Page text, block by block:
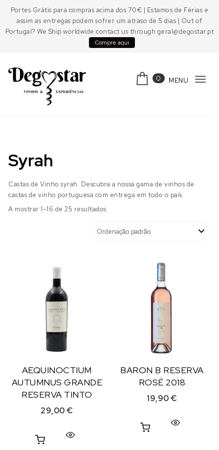
Portes Grátis para compras acima dos 70€ | Estamos de Férias e
assim as entregas podem sofrer um atraso de 5 dias | Out of
Portugal? We Ship worldwide contact us through geral@degostar.pt
Compre aqui
0 MENU
Syrah
Castas de Vinho syrah. Descubra a nossa gama de vinhos de
castas de vinho portuguesa com entrega em todo o país
A mostrar 1–16 de 25 resultados
AEQUINOCTIUM
AUTUMNUS GRANDE
RESERVA TINTO
29,00€
BARON B RESERVA
ROSÉ 2018
19,90€